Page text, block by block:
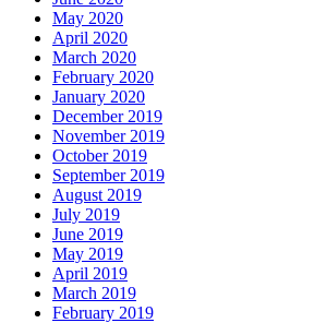
May 2020
April 2020
March 2020
February 2020
January 2020
December 2019
November 2019
October 2019
September 2019
August 2019
July 2019
June 2019
May 2019
April 2019
March 2019
February 2019